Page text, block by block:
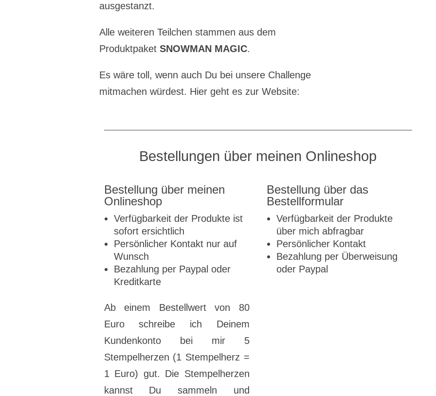
ausgestanzt.
Alle weiteren Teilchen stammen aus dem
ProduktpaketSNOWMAN MAGIC.
Es wäre toll, wenn auch Du bei unsere Challenge
mitmachen würdest. Hier geht es zur Website:
Bestellungen über meinen Onlineshop
Bestellung über meinen
Onlineshop
Verfügbarkeit der Produkte ist
sofort ersichtlich
Persönlicher Kontakt nur auf
Wunsch
Bezahlung per Paypal oder
Kreditkarte
Ab einem Bestellwert von 80
Euro schreibe ich Deinem
Kundenkonto bei mir 5
Stempelherzen (1 Stempelherz =
1 Euro) gut. Die Stempelherzen
kannst Du sammeln und
Bestellung über das
Bestellformular
Verfügbarkeit der Produkte
über mich abfragbar
Persönlicher Kontakt
Bezahlung per Überweisung
oder Paypal